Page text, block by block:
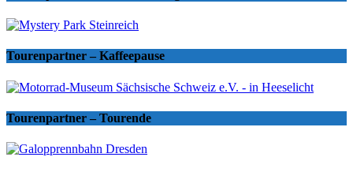
Tourenpartner – Kaffeepause
Tourenpartner – Tourende